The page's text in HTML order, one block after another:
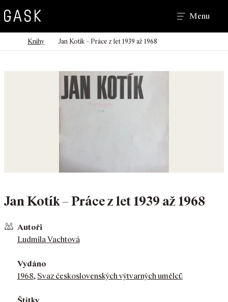
Hledat
Menu
DomůKnihy Jan Kotík – Práce z let 1939 až 1968
Jan Kotík – Práce z let 1939 až 1968
Autoři
Ludmila Vachtová
Vydáno
1968, Svaz československých výtvarných umělců